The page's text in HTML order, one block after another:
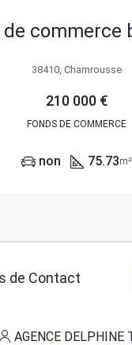
38410, Chamrousse
210 000 €
FONDS DE COMMERCE
non 75.73m²
de Contact
AGENCE DELPHINE